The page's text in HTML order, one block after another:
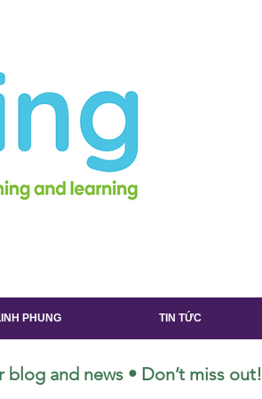
PHUNG TIN TỨC
blog and news • Don’t miss out!